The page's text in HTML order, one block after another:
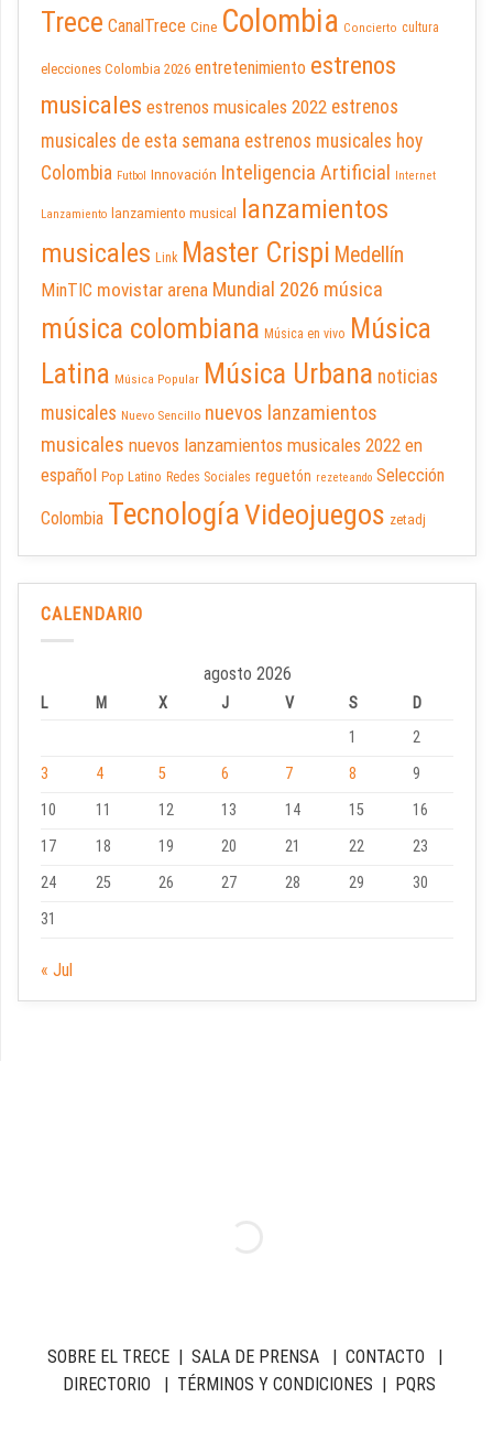
Trece CanalTrece Cine Colombia Concierto cultura
elecciones Colombia 2026 entretenimiento estrenos
musicales estrenos musicales 2022 estrenos
musicales de esta semana estrenos musicales hoy
Colombia Futbol Innovación Inteligencia Artificial Internet
Lanzamiento lanzamiento musical lanzamientos
musicales Link Master Crispi Medellín
MinTIC movistar arena Mundial 2026 música
música colombiana Música en vivo Música
Latina Música Popular Música Urbana noticias
musicales Nuevo Sencillo nuevos lanzamientos
musicales nuevos lanzamientos musicales 2022 en
español Pop Latino Redes Sociales reguetón rezeteando Selección
Colombia TecnologíaVideojuegos zetadj
CALENDARIO
agosto 2026
L M X J V S
D
1
2
3
4 5 6 7 8
9
10
11 12 13 14 15
16
17
18 19 20 21 22
23
24
25 26 27 28 29
30
31
« Jul
SOBRE EL TRECE| SALA DE PRENSA| CONTACTO |
DIRECTORIO | TÉRMINOS Y CONDICIONES | PQRS